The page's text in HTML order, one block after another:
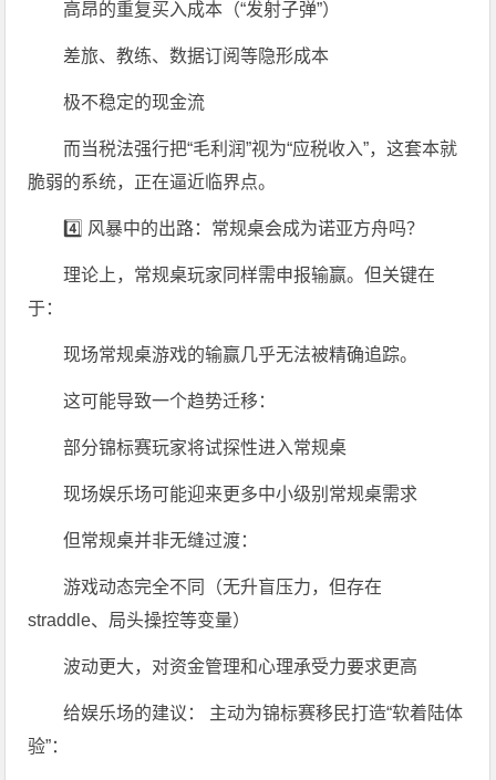
高昂的重复买入成本（“发射子弹”）
差旅、教练、数据订阅等隐形成本
极不稳定的现金流
而当税法强行把“毛利润”视为“应税收入”，这套本就
脆弱的系统，正在逼近临界点。
4️⃣ 风暴中的出路：常规桌会成为诺亚方舟吗？
理论上，常规桌玩家同样需申报输赢。但关键在
于：
现场常规桌游戏的输赢几乎无法被精确追踪。
这可能导致一个趋势迁移：
部分锦标赛玩家将试探性进入常规桌
现场娱乐场可能迎来更多中小级别常规桌需求
但常规桌并非无缝过渡：
游戏动态完全不同（无升盲压力，但存在
straddle、局头操控等变量）
波动更大，对资金管理和心理承受力要求更高
给娱乐场的建议： 主动为锦标赛移民打造“软着陆体
验”：